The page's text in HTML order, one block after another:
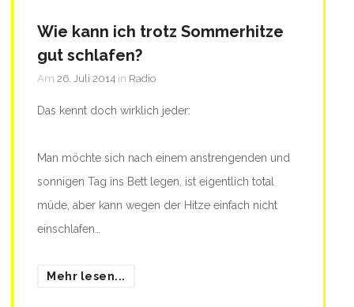
Wie kann ich trotz Sommerhitze
gut schlafen?
Am 26. Juli 2014 in Radio
Das kennt doch wirklich jeder:
Man möchte sich nach einem anstrengenden und
sonnigen Tag ins Bett legen, ist eigentlich total
müde, aber kann wegen der Hitze einfach nicht
einschlafen…
Mehr lesen...